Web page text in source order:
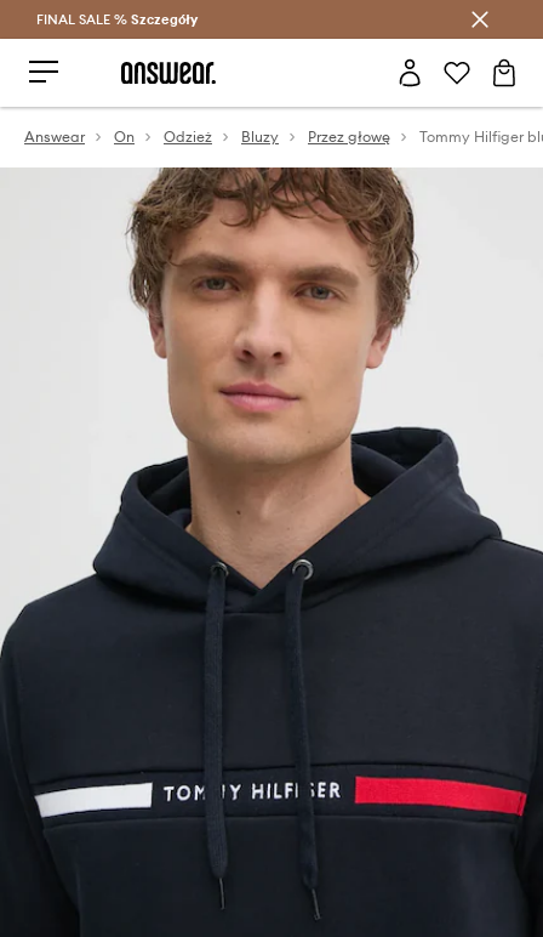
Oszczędzaj z Answear Club >
FINAL SALE % Szczegóły
Answear On Odzież Bluzy Przez głowę